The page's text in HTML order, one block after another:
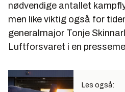
nødvendige antallet
men like viktig også for
generalmajor Tonje
Luftforsvaret i en
Les også: